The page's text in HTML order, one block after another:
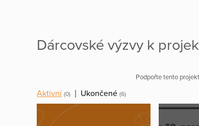
Dárcovské výzvy k
Podpořte tento
Aktivní (0) Ukončené (6)